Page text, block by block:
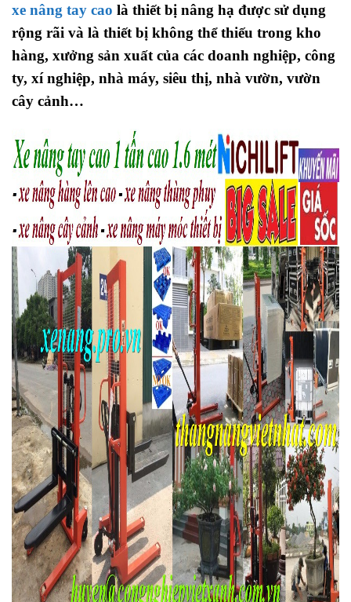
xe nâng tay cao là thiết bị nâng hạ được sử dụng
rộng rãi và là thiết bị không thể thiếu trong kho
hàng, xưởng sản xuất của các doanh nghiệp, công
ty, xí nghiệp, nhà máy, siêu thị, nhà vườn, vườn
cây cảnh…